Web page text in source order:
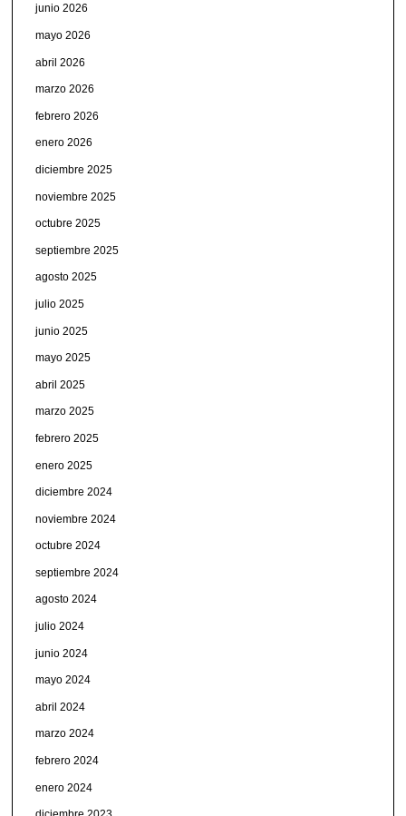
junio 2026
mayo 2026
abril 2026
marzo 2026
febrero 2026
enero 2026
diciembre 2025
noviembre 2025
octubre 2025
septiembre 2025
agosto 2025
julio 2025
junio 2025
mayo 2025
abril 2025
marzo 2025
febrero 2025
enero 2025
diciembre 2024
noviembre 2024
octubre 2024
septiembre 2024
agosto 2024
julio 2024
junio 2024
mayo 2024
abril 2024
marzo 2024
febrero 2024
enero 2024